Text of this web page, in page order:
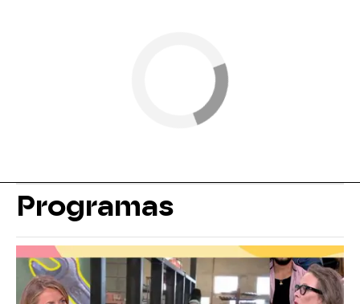
Programas